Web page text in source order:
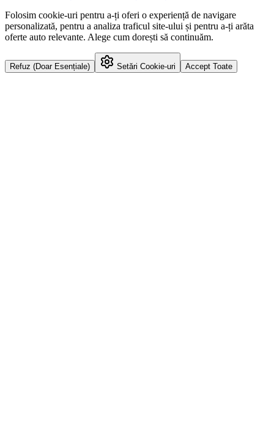
Folosim cookie-uri pentru a-ți oferi o experiență de navigare
personalizată, pentru a analiza traficul site-ului și pentru a-ți arăta
oferte auto relevante. Alege cum dorești să continuăm.
Refuz (Doar Esențiale) Setări Cookie-uri Accept Toate